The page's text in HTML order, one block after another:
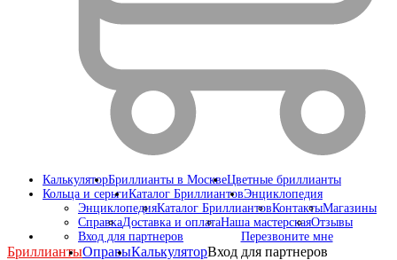
КалькуляторБриллианты в МосквеЦветные бриллианты
Кольца и серьгиКаталог БриллиантовЭнциклопедия
ЭнциклопедияКаталог БриллиантовКонтактыМагазины
СправкаДоставка и оплатаНаша мастерскаяОтзывы
Вход для партнеров
Перезвоните мне
БриллиантыОправыКалькуляторВход для партнеров